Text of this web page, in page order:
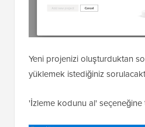
Yeni projenizi oluşturduktan
yüklemek istediğiniz
'İzleme kodunu al' seçeneğine